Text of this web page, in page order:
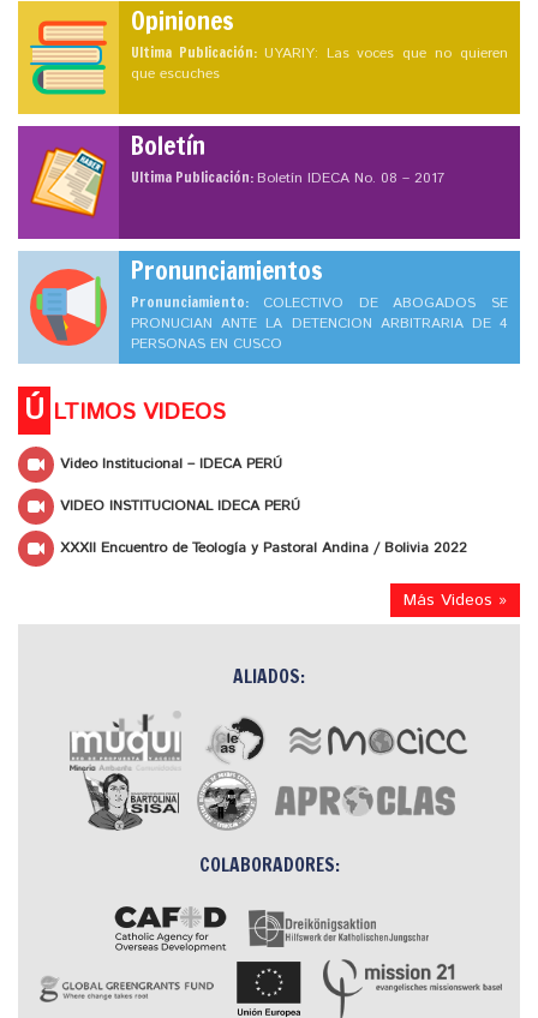
Opiniones
Ultima Publicación: UYARIY: Las voces que no quieren
que escuches
Boletín
Ultima Publicación:Boletín IDECA No. 08 – 2017
Pronunciamientos
Pronunciamiento: COLECTIVO DE ABOGADOS SE
PRONUCIAN ANTE LA DETENCION ARBITRARIA DE 4
PERSONAS EN CUSCO
Ú LTIMOS VIDEOS
Video Institucional – IDECA PERÚ
VIDEO INSTITUCIONAL IDECA PERÚ
XXXII Encuentro de Teología y Pastoral Andina / Bolivia 2022
Más Videos »
ALIADOS:
COLABORADORES: